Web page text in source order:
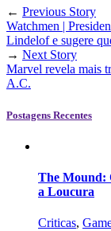
← Previous Story
Watchmen |
Lindelof e sugere
→ Next Story
Marvel revela mais
A.C.
Postagens Recentes
The Mound:
a Loucura
Criticas,